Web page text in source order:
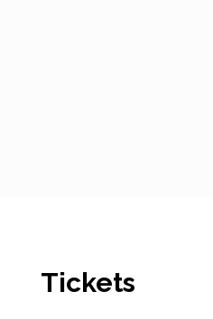
Tickets